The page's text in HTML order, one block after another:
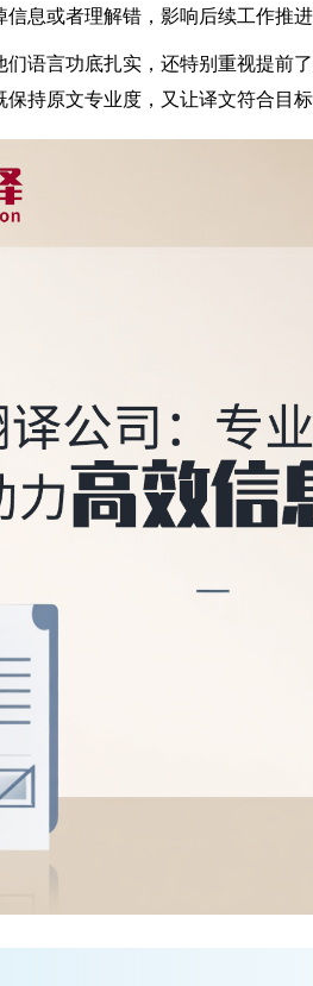
息或者理解错，影响后续工作推进
言功底扎实，还特别重视提前
持原文专业度，又让译文符合目